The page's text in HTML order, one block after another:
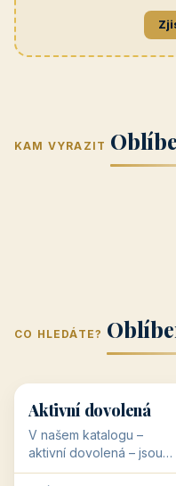
KAM VYRAZIT
(Jihomoravský
kraj)
Zlínský kraj
Karlovarský
CO HLEDÁTE?
🥾 36 objektů
Aktivní dovolená
V našem katalogu –
aktivní dovolená – jsou
pro Vás připraveny